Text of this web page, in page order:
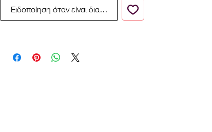
Ειδοποίηση όταν είναι διαθέσιμο